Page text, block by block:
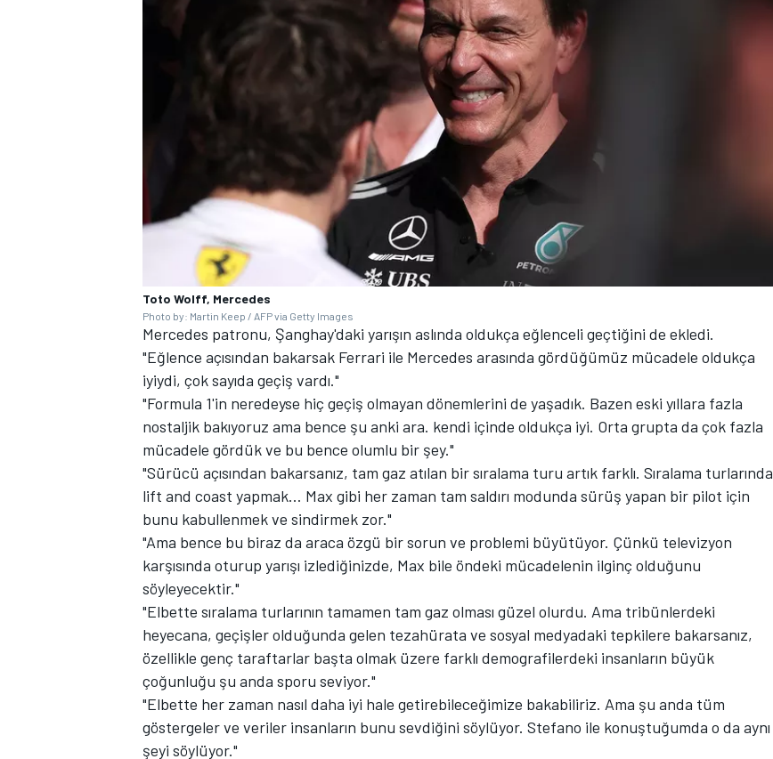
MOTOSİKLET
Toto Wolff, Mercedes
Photo by: Martin Keep / AFP via Getty Images
Mercedes patronu, Şanghay'daki yarışın aslında oldukça eğlenceli geçtiğini de ekledi.
"Eğlence açısından bakarsak Ferrari ile Mercedes arasında gördüğümüz mücadele oldukça
iyiydi, çok sayıda geçiş vardı."
"Formula 1'in neredeyse hiç geçiş olmayan dönemlerini de yaşadık. Bazen eski yıllara fazla
nostaljik bakıyoruz ama bence şu anki ara. kendi içinde oldukça iyi. Orta grupta da çok fazla
mücadele gördük ve bu bence olumlu bir şey."
"Sürücü açısından bakarsanız, tam gaz atılan bir sıralama turu artık farklı. Sıralama turlarında
lift and coast yapmak… Max gibi her zaman tam saldırı modunda sürüş yapan bir pilot için
bunu kabullenmek ve sindirmek zor."
"Ama bence bu biraz da araca özgü bir sorun ve problemi büyütüyor. Çünkü televizyon
karşısında oturup yarışı izlediğinizde, Max bile öndeki mücadelenin ilginç olduğunu
söyleyecektir."
"Elbette sıralama turlarının tamamen tam gaz olması güzel olurdu. Ama tribünlerdeki
heyecana, geçişler olduğunda gelen tezahürata ve sosyal medyadaki tepkilere bakarsanız,
özellikle genç taraftarlar başta olmak üzere farklı demografilerdeki insanların büyük
çoğunluğu şu anda sporu seviyor."
"Elbette her zaman nasıl daha iyi hale getirebileceğimize bakabiliriz. Ama şu anda tüm
göstergeler ve veriler insanların bunu sevdiğini söylüyor. Stefano ile konuştuğumda o da aynı
şeyi söylüyor."